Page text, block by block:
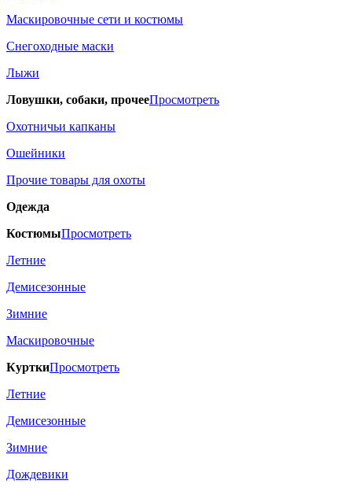
Маскировочные сети и костюмы
Снегоходные маски
Лыжи
Ловушки, собаки, прочееПросмотреть
Охотничьи капканы
Ошейники
Прочие товары для охоты
Одежда
КостюмыПросмотреть
Летние
Демисезонные
Зимние
Маскировочные
КурткиПросмотреть
Летние
Демисезонные
Зимние
Дождевики